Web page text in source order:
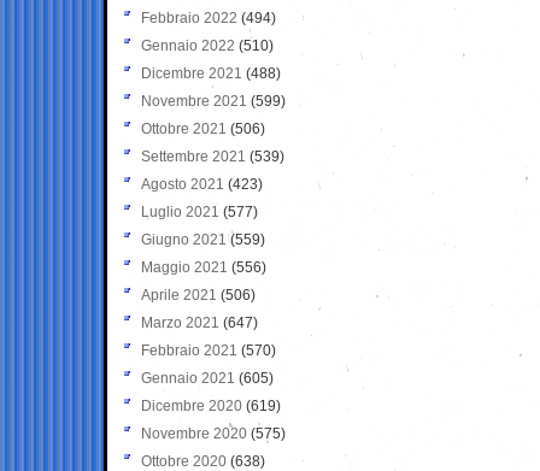
Febbraio 2022 (494)
Gennaio 2022 (510)
Dicembre 2021 (488)
Novembre 2021 (599)
Ottobre 2021 (506)
Settembre 2021 (539)
Agosto 2021 (423)
Luglio 2021 (577)
Giugno 2021(559)
Maggio 2021 (556)
Aprile 2021 (506)
Marzo 2021 (647)
Febbraio 2021 (570)
Gennaio 2021 (605)
Dicembre 2020 (619)
Novembre 2020 (575)
Ottobre 2020 (638)